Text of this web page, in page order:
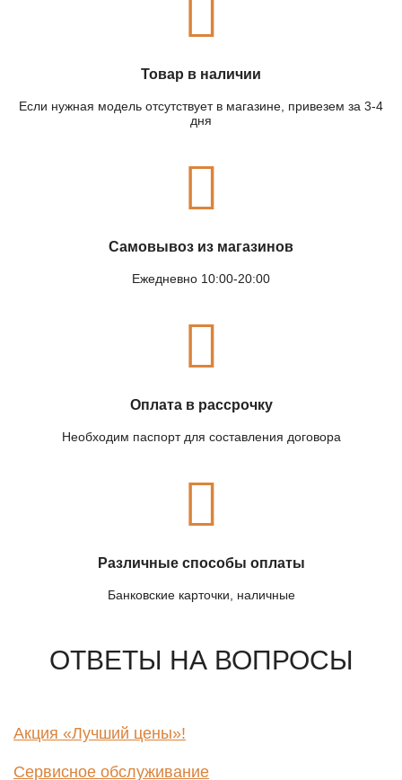
Товар в наличии
Если нужная модель отсутствует в магазине, привезем за 3-4
дня
Самовывоз из магазинов
Ежедневно 10:00-20:00
Оплата в рассрочку
Необходим паспорт для составления договора
Различные способы оплаты
Банковские карточки, наличные
ОТВЕТЫ НА ВОПРОСЫ
Акция «Лучший цены»!
Сервисное обслуживание